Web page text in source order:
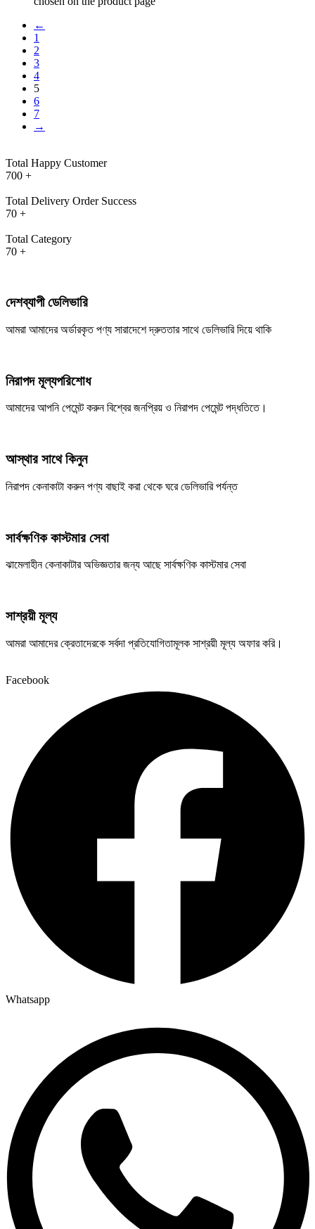
←
1
2
3
4
5
6
7
→
Total Happy Customer
700 +
Total Delivery Order Success
70 +
Total Category
70 +
দেশব্যাপী ডেলিভারি
আমরা আমাদের অর্ডারকৃত পণ্য সারাদেশে দ্রুততার সাথে ডেলিভারি দিয়ে থাকি
নিরাপদ মূল্যপরিশোধ
আমাদের আপনি পেমেন্ট করুন বিশ্বের জনপ্রিয় ও নিরাপদ পেমেন্ট পদ্ধতিতে।
আস্থার সাথে কিনুন
নিরাপদ কেনাকাটা করুন পণ্য বাছাই করা থেকে ঘরে ডেলিভারি পর্যন্ত
সার্বক্ষণিক কাস্টমার সেবা
ঝামেলাহীন কেনাকাটার অভিজ্ঞতার জন্য আছে সার্বক্ষণিক কাস্টমার সেবা
সাশ্রয়ী মূল্য
আমরা আমাদের ক্রেতাদেরকে সর্বদা প্রতিযোগিতামূলক সাশ্রয়ী মূল্য অফার করি।
Facebook
Whatsapp